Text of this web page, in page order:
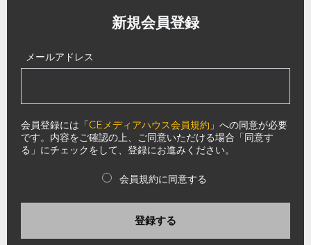
新規会員登録
メールアドレス
会員登録には「CEメディアハウス会員規約 」への同意が必要
です。内容をご確認の上、ご同意いただける場合「同意す
る」にチェックをして、登録にお進みください。
会員規約に同意する
登録する